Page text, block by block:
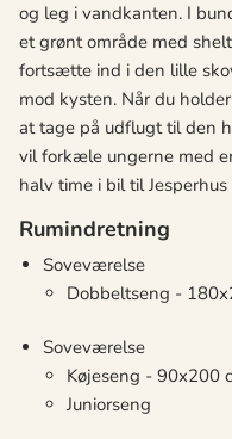
og leg i vandkanten. I
et grønt område med
fortsætte ind i den lille
mod kysten. Når du
at tage på udflugt til den
vil forkæle ungerne med
halv time i bil til
Rumindretning
Soveværelse
Dobbeltseng -
Soveværelse
Køjeseng - 90x200
Juniorseng